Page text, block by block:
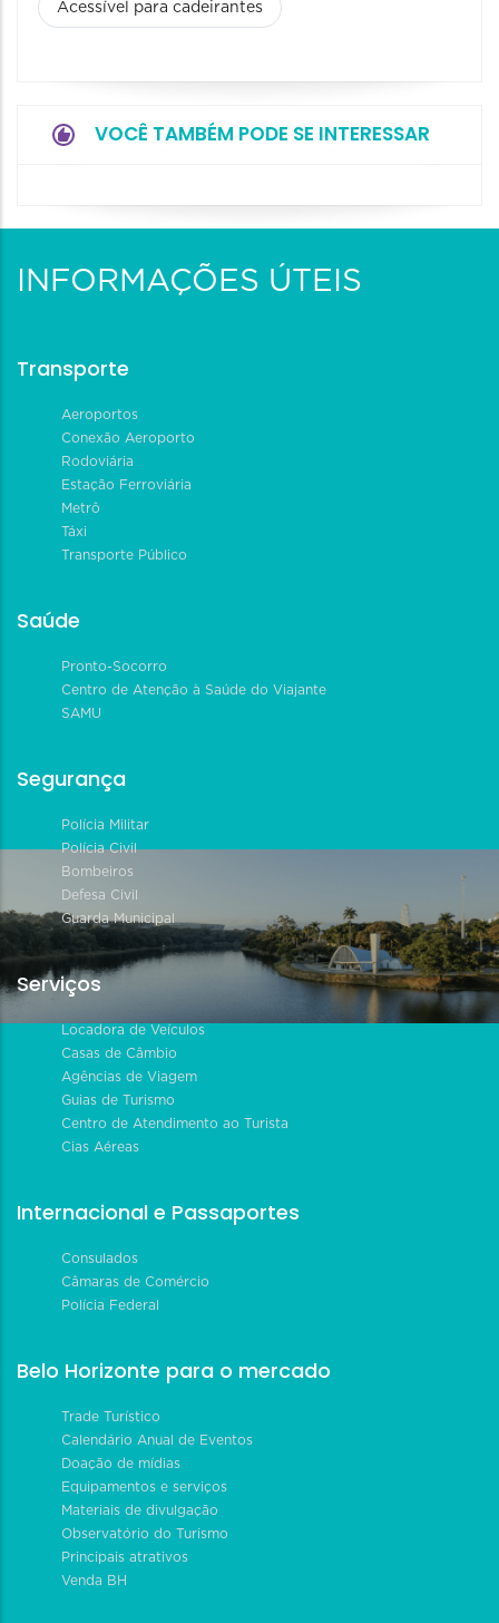
Acessível para cadeirantes
VOCÊ TAMBÉM PODE SE INTERESSAR
INFORMAÇÕES ÚTEIS
Transporte
Aeroportos
Conexão Aeroporto
Rodoviária
Estação Ferroviária
Metrô
Táxi
Transporte Público
Saúde
Pronto-Socorro
Centro de Atenção à Saúde do Viajante
SAMU
Segurança
Polícia Militar
Polícia Civil
Bombeiros
Defesa Civil
Guarda Municipal
Serviços
Locadora de Veículos
Casas de Câmbio
Agências de Viagem
Guias de Turismo
Centro de Atendimento ao Turista
Cias Aéreas
Internacional e Passaportes
Consulados
Câmaras de Comércio
Polícia Federal
Belo Horizonte para o mercado
Trade Turístico
Calendário Anual de Eventos
Doação de mídias
Equipamentos e serviços
Materiais de divulgação
Observatório do Turismo
Principais atrativos
Venda BH